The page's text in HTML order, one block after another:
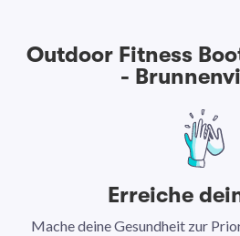
Outdoor Fitness
-
Erreiche
Mache deine Gesundheit zur